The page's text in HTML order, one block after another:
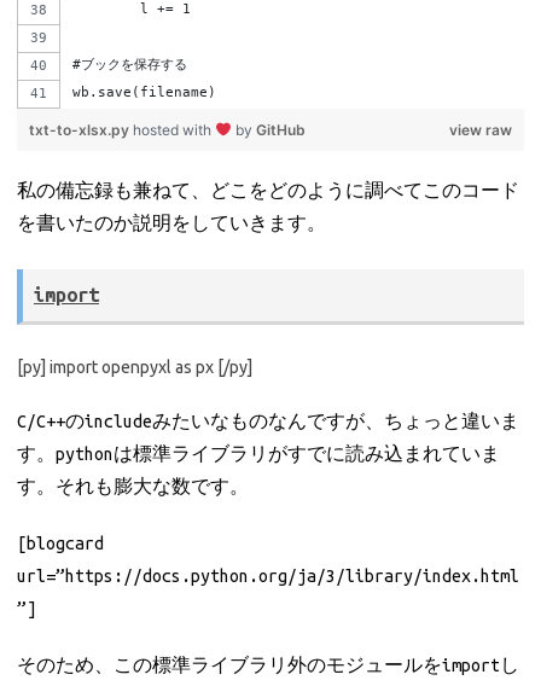
        l += 1
#ブックを保存する
wb.save(filename)
view raw
txt-to-xlsx.py hosted with by GitHub
私の備忘録も兼ねて、どこをどのように調べてこのコード
を書いたのか説明をしていきます。
import
[py] import openpyxl as px [/py]
C/C++のincludeみたいなものなんですが、ちょっと違いま
す。pythonは標準ライブラリがすでに読み込まれていま
す。それも膨大な数です。
[blogcard
url=”https://docs.python.org/ja/3/library/index.html
”]
そのため、この標準ライブラリ外のモジュールをimportし